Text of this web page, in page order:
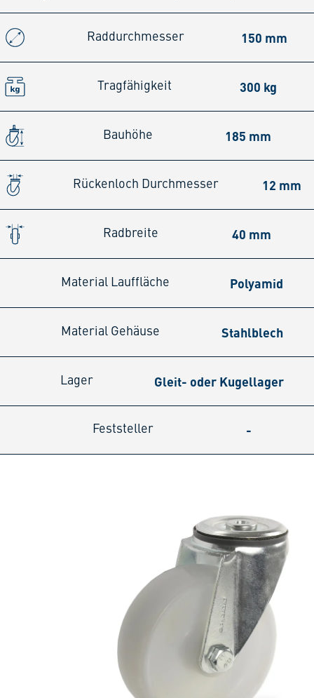
Raddurchmesser 150 mm
Tragfähigkeit 300 kg
Bauhöhe 185 mm
Rückenloch Durchmesser 12 mm
Radbreite 40 mm
Material Lauffläche Polyamid
Material Gehäuse Stahlblech
Lager Gleit- oder Kugellager
Feststeller -